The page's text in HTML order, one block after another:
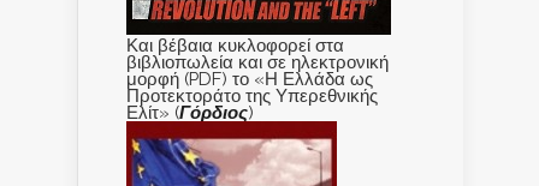
Και βέβαια κυκλοφορεί στα
βιβλιοπωλεία και σε ηλεκτρονική
μορφή (PDF) το «Η Ελλάδα ως
Προτεκτοράτο της Υπερεθνικής
Ελίτ» (Γόρδιος)